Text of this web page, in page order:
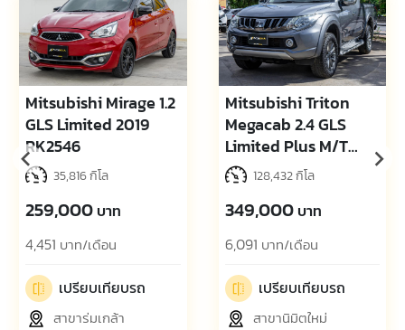
Mitsubishi Mirage 1.2
GLS Limited 2019
RK2546
35,816 กิโล
259,000 บาท
4,451 บาท/เดือน
เปรียบเทียบรถ
สาขาร่มเกล้า
Mitsubishi Triton
Megacab 2.4 GLS
Limited Plus M/T
2018 NM0021
128,432 กิโล
349,000 บาท
6,091 บาท/เดือน
เปรียบเทียบรถ
สาขานิมิตใหม่